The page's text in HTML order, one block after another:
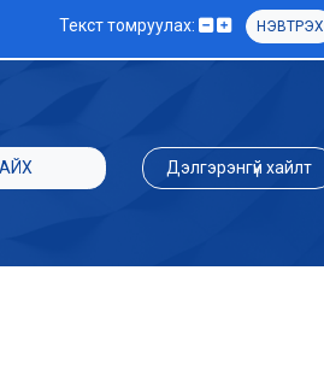
Текст томруулах: НЭВТРЭХ
Дэлгэрэнгүй хайлт